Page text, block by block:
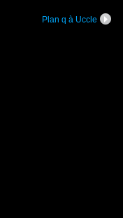
Plan q à Uccle